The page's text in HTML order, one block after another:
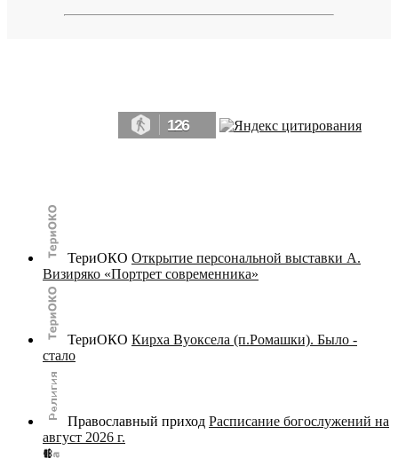
126
ТериОКО Открытие персональной выставки А.
Визиряко «Портрет современника»
ТериОКО Кирха Вуоксела (п.Ромашки). Было -
стало
Православный приход Расписание богослужений на
август 2026 г.